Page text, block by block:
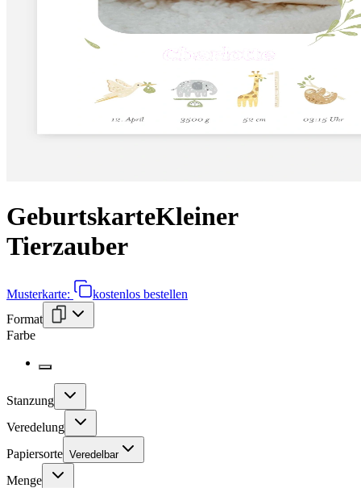
GeburtskarteKleiner
Tierzauber
Musterkarte:
kostenlos bestellen
Format
Farbe
Stanzung
Veredelung
Papiersorte Veredelbar
Menge